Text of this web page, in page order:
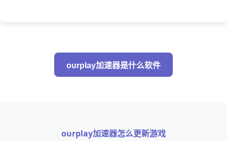
ourplay加速器是什么软件
ourplay加速器怎么更新游戏